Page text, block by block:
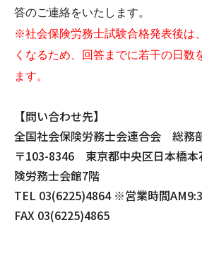
答のご連絡をいたします。
※社会保険労務士試験合格発表後は
くなるため、回答までに若干の日数
ます。
【問い合わせ先】
全国社会保険労務士会連合会 総務
〒103-8346 東京都中央区日本橋
険労務士会館7階
TEL 03(6225)4864 ※営業時間
FAX 03(6225)4865